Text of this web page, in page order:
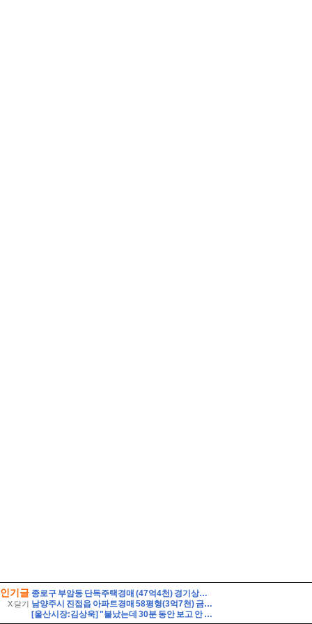
인기글
X 닫기
종로구 부암동 단독주택경매 (47억4천) 경기상고인근 대지260평 건물60평 2층주택 유찰1회 종로구부암동단독주택 부동산경매 매물건
남양주시 진접읍 아파트경매 58평형(3억7천) 금곡리 해밀초등학교인근 신영지웰 10층 유찰2회 급매시세 남양주진접신영지웰아파트 부동산경매 매매
[울산시장:김상욱] "불났는데 30분 동안 보고 안 해?" 김상욱 호통에 얼어붙은 회의장